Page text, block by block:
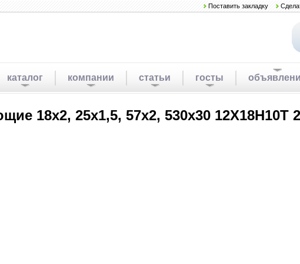
Поставить закладку
каталог компании статьи госты
18х2, 25х1,5, 57х2, 530х30 12Х18Н10Т